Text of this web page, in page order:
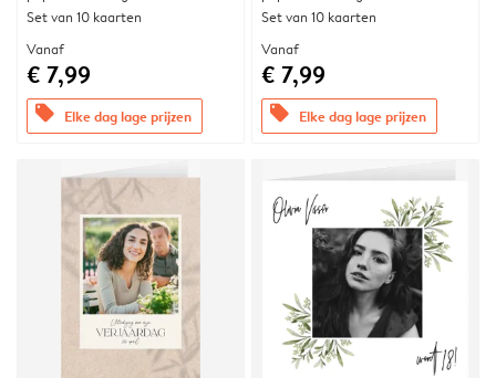
Set van 10 kaarten
Vanaf
€ 7,99
offers Elke dag lage prijzen
Set van 10 kaarten
Vanaf
€ 7,99
offers Elke dag lage prijzen